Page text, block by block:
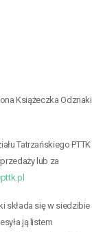
Książeczka Odznaki
Tatrzańskiego PTTK
lub za
składa się w siedzibie
ją listem